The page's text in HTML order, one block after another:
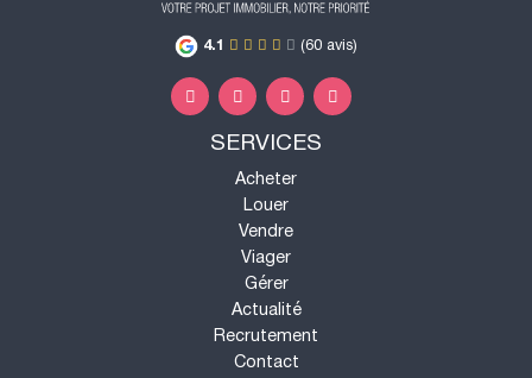
4.1 (60 avis)
SERVICES
Acheter
Louer
Vendre
Viager
Gérer
Actualité
Recrutement
Contact